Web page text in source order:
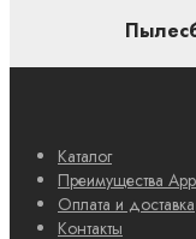
Каталог
Преимущества
Оплата и доставка
Контакты